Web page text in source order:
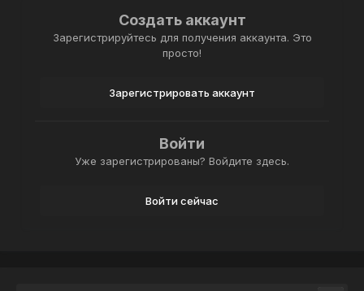
Создать аккаунт
Зарегистрируйтесь для получения аккаунта. Это
просто!
Зарегистрировать аккаунт
Войти
Уже зарегистрированы? Войдите здесь.
Войти сейчас